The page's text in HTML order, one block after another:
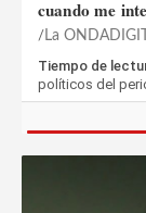
cuando me
La
Tiempo de
políticos del